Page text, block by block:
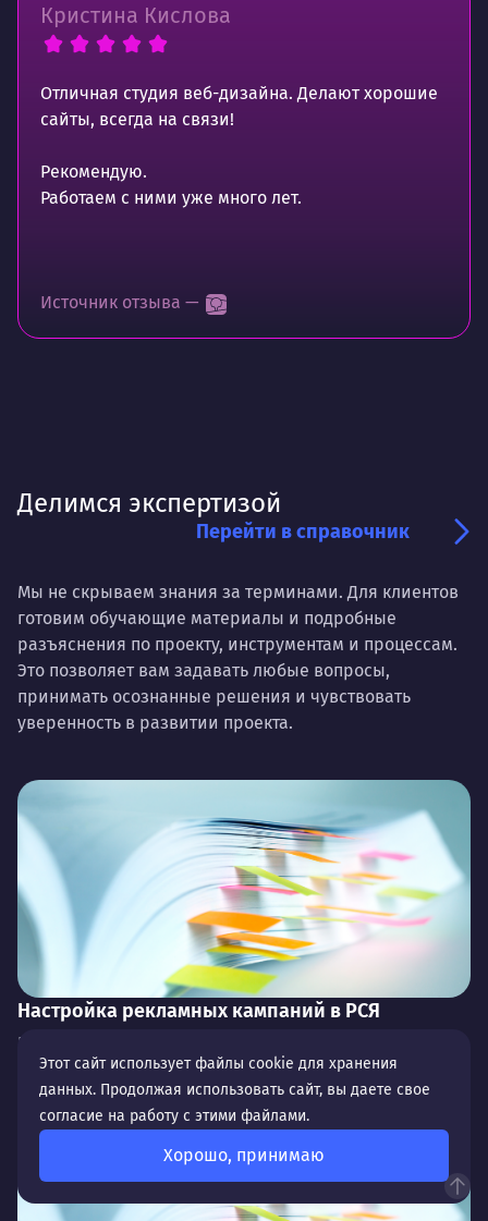
Кристина Кислова
Отличная студия веб-дизайна. Делают хорошие
сайты, всегда на связи!
Рекомендую.
Работаем с ними уже много лет.
Источник отзыва —
Делимся экспертизой
Перейти в справочник
Мы не скрываем знания за терминами. Для клиентов
готовим обучающие материалы и подробные
разъяснения по проекту, инструментам и процессам.
Это позволяет вам задавать любые вопросы,
принимать осознанные решения и чувствовать
уверенность в развитии проекта.
Настройка рекламных кампаний в РСЯ
На этапе расширения охвата и каналов продвижения
одним из ключевых инструментов является
рекламная сеть Яндекса (РСЯ): помимо привлечения
«горяч...
Этот сайт использует файлы cookie для хранения
данных. Продолжая использовать сайт, вы даете свое
согласие на работу с этими файлами.
Хорошо, принимаю